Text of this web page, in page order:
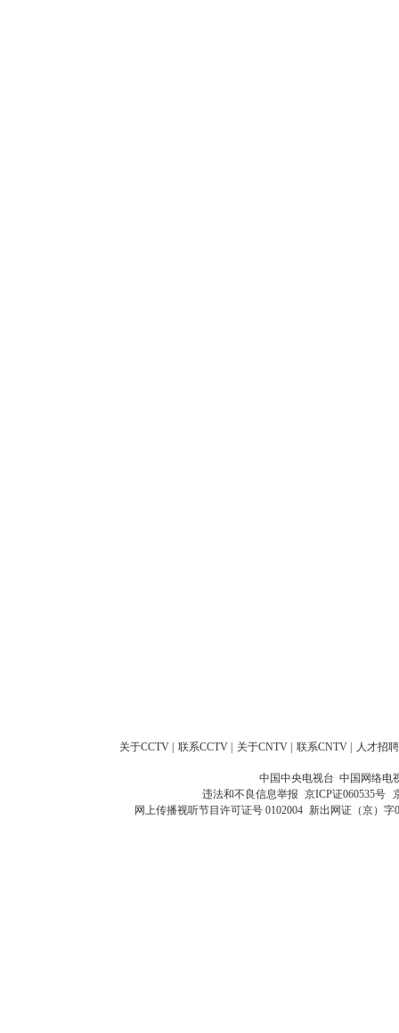
关于CCTV 联系CCTV 关于CNTV 联系CNTV 人才招聘
中国中央电视台 中国网络电
违法和不良信息举报 京ICP证060535号
网上传播视听节目许可证号 0102004 新出网证（京）